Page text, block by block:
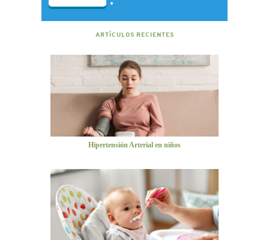
ARTÍCULOS RECIENTES
Hipertensión Arterial en niños